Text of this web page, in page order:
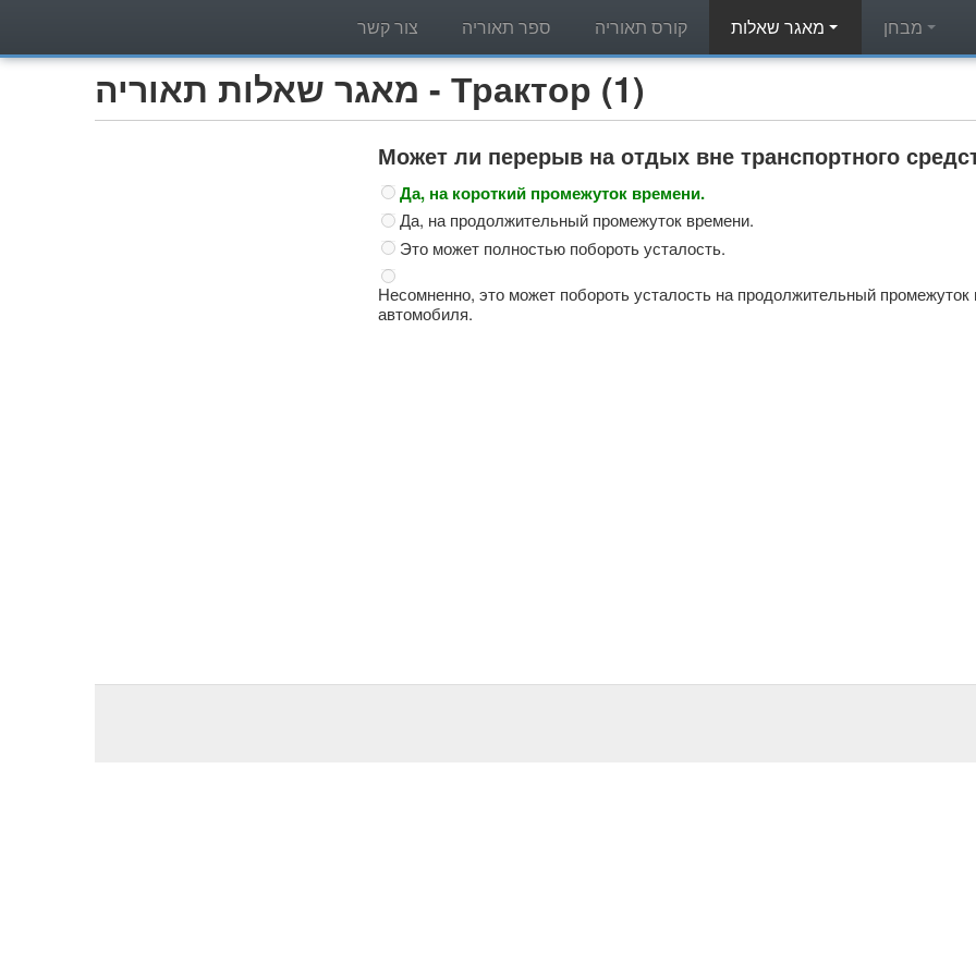
קורס תאוריה ספר תאוריה צור קשר
מאגר שאלות תאוריה - Трактор (1)
Может ли перерыв на отдых вне транспортного
Да, на короткий промежуток времени.
Да, на продолжительный промежуток времени.
Это может полностью побороть усталость.
Несомненно, это может побороть усталость на продолжительный
автомобиля.